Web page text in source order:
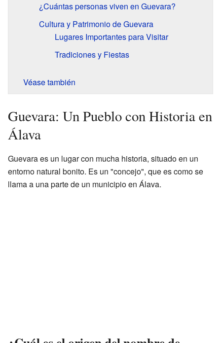
¿Cuántas personas viven en Guevara?
Cultura y Patrimonio de Guevara
Lugares Importantes para Visitar
Tradiciones y Fiestas
Véase también
Guevara: Un Pueblo con Historia en
Álava
Guevara es un lugar con mucha historia, situado en un
entorno natural bonito. Es un "concejo", que es como se
llama a una parte de un municipio en Álava.